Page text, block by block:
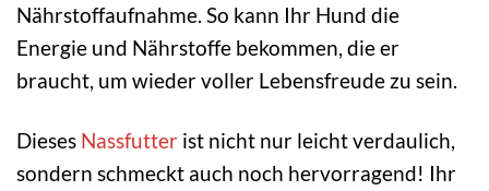
Nährstoffaufnahme. So kann Ihr Hund die
Energie und Nährstoffe bekommen, die er
braucht, um wieder voller Lebensfreude zu sein.
Dieses Nassfutter ist nicht nur leicht verdaulich,
sondern schmeckt auch noch hervorragend! Ihr